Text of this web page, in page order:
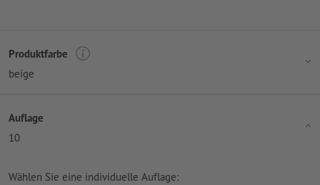
Produktfarbe
beige
Auflage
10
Wählen Sie eine individuelle Auflage: